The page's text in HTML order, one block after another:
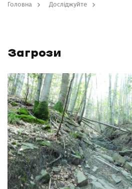
Головна Досліджуйте
Загрози